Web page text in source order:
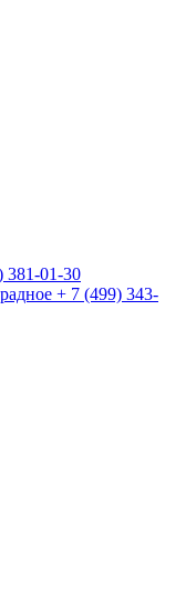
381-01-30
+ 7 (499) 343-